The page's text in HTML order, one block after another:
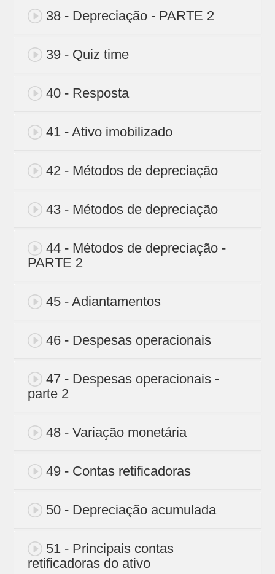
38 - Depreciação - PARTE 2
39 - Quiz time
40 - Resposta
41 - Ativo imobilizado
42 - Métodos de depreciação
43 - Métodos de depreciação
44 - Métodos de depreciação -
PARTE 2
45 - Adiantamentos
46 - Despesas operacionais
47 - Despesas operacionais -
parte 2
48 - Variação monetária
49 - Contas retificadoras
50 - Depreciação acumulada
51 - Principais contas
retificadoras do ativo